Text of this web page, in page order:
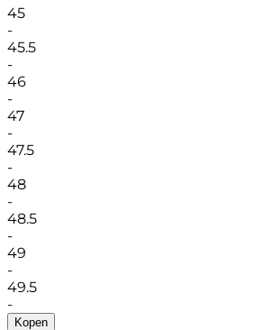
45
-
45.5
-
46
-
47
-
47.5
-
48
-
48.5
-
49
-
49.5
-
Kopen